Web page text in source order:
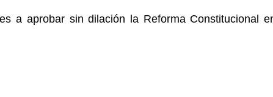
a aprobar sin dilación la Reforma Constitucional